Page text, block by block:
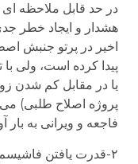
در حد قابل ملاحظه ای
هشدار و ایجاد خطر
اخیر در پرتو جنبش
پیدا کرده است، ولی با
یا در مقابل کم شدن
پروژه اصلاح طلبی)
فاجعه و ویرانی به بار
۲-قدرت یافتن